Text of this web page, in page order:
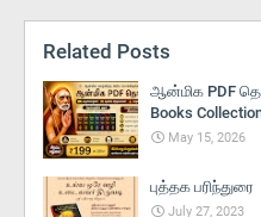
Related Posts
ஆன்மிக PDF
Books
May 15, 2026
புத்தக பரிந்துரை
July 27, 2023